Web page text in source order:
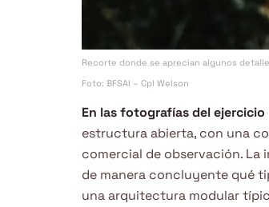
Recorte donde se aprecian algunos
Foto: BFSAI – Cpl Welson
En las fotografías del ejercicio
estructura abierta, con una
comercial de observación.
de manera concluyente qué
una arquitectura modular